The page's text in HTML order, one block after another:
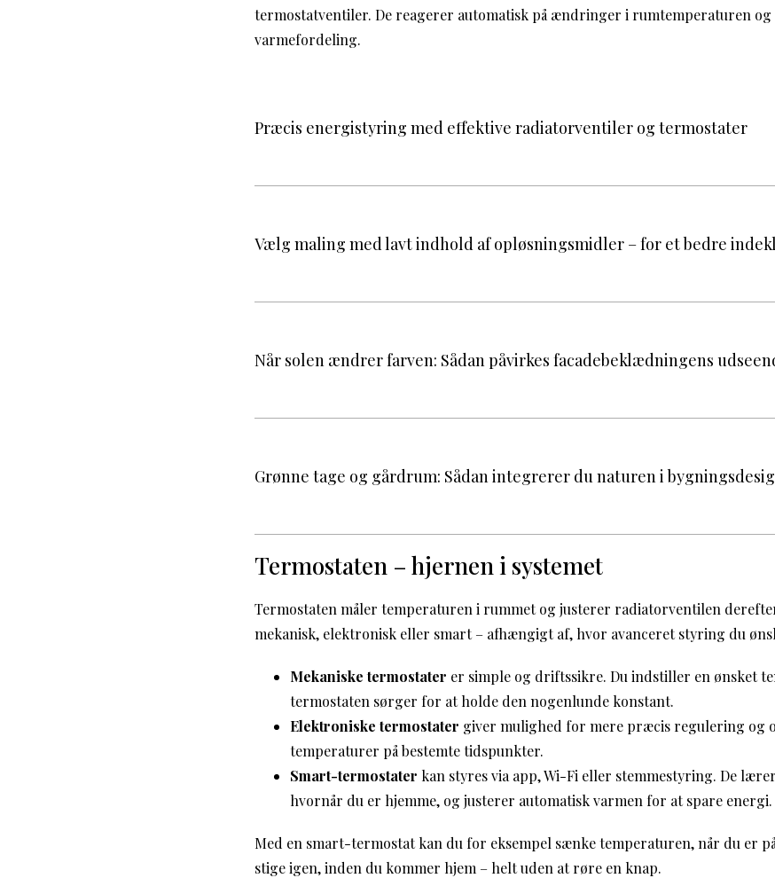
termostatventiler. De reagerer automatisk på ændringer i rumtemperaturen og
varmefordeling.
Præcis energistyring med effektive radiatorventiler og termostater
Vælg maling med lavt indhold af opløsningsmidler – for et bedre
Når solen ændrer farven: Sådan påvirkes facadebeklædningens
Grønne tage og gårdrum: Sådan integrerer du naturen i
Termostaten – hjernen i systemet
Termostaten måler temperaturen i rummet og justerer radiatorventilen
mekanisk, elektronisk eller smart – afhængigt af, hvor avanceret styring du
Mekaniske termostater er simple og driftssikre. Du indstiller en ønsket
termostaten sørger for at holde den nogenlunde konstant.
Elektroniske termostater giver mulighed for mere præcis regulering og
temperaturer på bestemte tidspunkter.
Smart-termostater kan styres via app, Wi-Fi eller stemmestyring. De
hvornår du er hjemme, og justerer automatisk varmen for at spare energi.
Med en smart-termostat kan du for eksempel sænke temperaturen, når du er
stige igen, inden du kommer hjem – helt uden at røre en knap.